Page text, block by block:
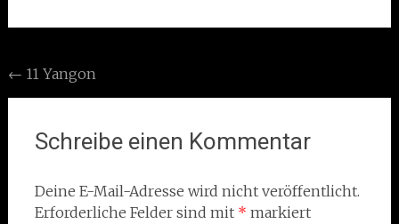
Post
navigation
← 11 Yangon
Schreibe einen Kommentar
Deine E-Mail-Adresse wird nicht veröffentlicht.
Erforderliche Felder sind mit * markiert